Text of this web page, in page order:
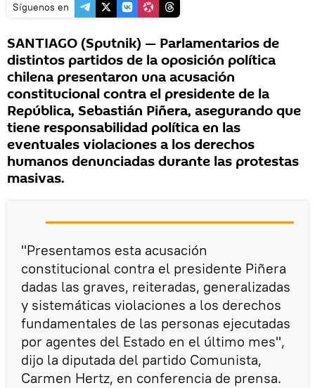
Síguenos en
SANTIAGO (Sputnik) — Parlamentarios de
distintos partidos de la oposición política
chilena presentaron una acusación
constitucional contra el presidente de la
República, Sebastián Piñera, asegurando que
tiene responsabilidad política en las
eventuales violaciones a los derechos
humanos denunciadas durante las protestas
masivas.
"Presentamos esta acusación
constitucional contra el presidente Piñera
dadas las graves, reiteradas, generalizadas
y sistemáticas violaciones a los derechos
fundamentales de las personas ejecutadas
por agentes del Estado en el último mes",
dijo la diputada del partido Comunista,
Carmen Hertz, en conferencia de prensa.